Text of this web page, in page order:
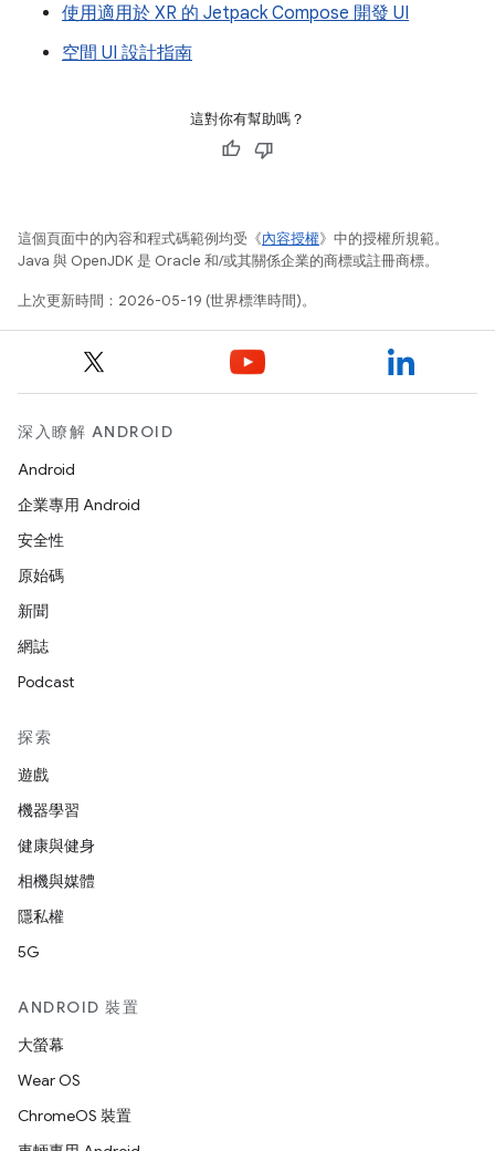
使用適用於 XR 的 Jetpack Compose 開發 UI
空間 UI 設計指南
這對你有幫助嗎？
這個頁面中的內容和程式碼範例均受《內容授權》中的授權所規範。
Java 與 OpenJDK 是 Oracle 和/或其關係企業的商標或註冊商標。
上次更新時間：2026-05-19 (世界標準時間)。
深入瞭解 ANDROID
Android
企業專用 Android
安全性
原始碼
新聞
網誌
Podcast
探索
遊戲
機器學習
健康與健身
相機與媒體
隱私權
5G
ANDROID 裝置
大螢幕
Wear OS
ChromeOS 裝置